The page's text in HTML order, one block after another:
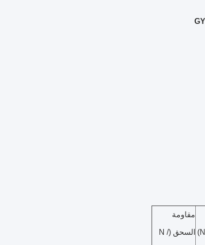
مقاومة
السحق (N /